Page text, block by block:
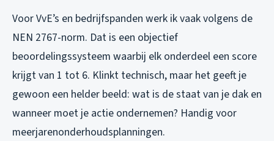
Voor VvE’s en bedrijfspanden werk ik vaak volgens de
NEN 2767-norm. Dat is een objectief
beoordelingssysteem waarbij elk onderdeel een score
krijgt van 1 tot 6. Klinkt technisch, maar het geeft je
gewoon een helder beeld: wat is de staat van je dak en
wanneer moet je actie ondernemen? Handig voor
meerjarenonderhoudsplanningen.